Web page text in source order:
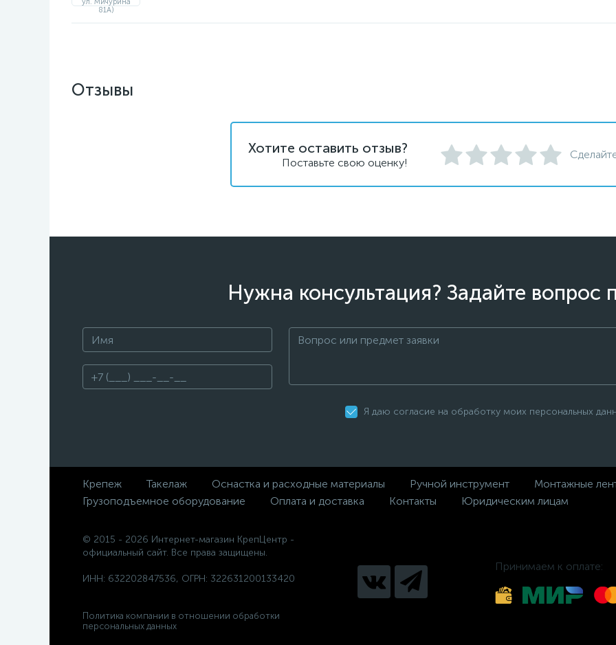
Отзывы
Хотите оставить отзыв?
Поставьте свою оценку!
Нужна консультация? Задайте вопрос
Я даю согласие на обработку моих персональных
Крепеж Такелаж Оснастка и расходные материалы Ручной инструмент
Монтажные
Грузоподъемное оборудование
Оплата и доставка Контакты Юридическим лицам
© 2015 - 2026 Интернет-магазин КрепЦентр -
официальный сайт. Все права защищены.
ИНН: 632202847536, ОГРН: 322631200133420
Политика компании в отношении обработки
персональных данных
Принимаем к оплате: